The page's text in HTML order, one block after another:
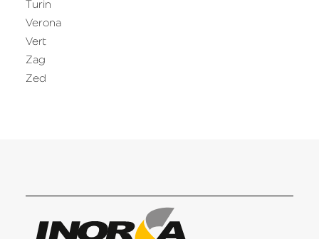
Turin
Verona
Vert
Zag
Zed